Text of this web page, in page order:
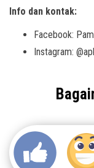
Info dan kontak:
Facebook:
Instagram: